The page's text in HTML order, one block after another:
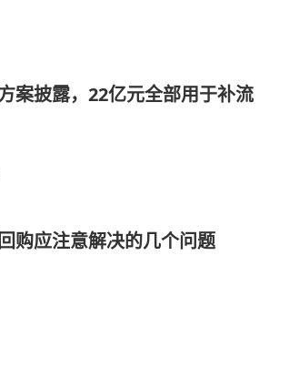
案披露，22亿元全部用于补流
购应注意解决的几个问题